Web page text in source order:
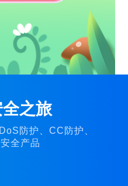
之旅
防护、CC防护、
全产品